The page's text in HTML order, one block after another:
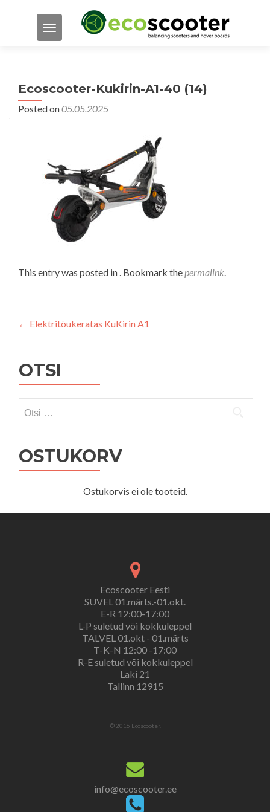
TOGGLE NAVIGATION
Ecoscooter-Kukirin-A1-40 (14)
Posted on05.05.2025
This entry was posted in . Bookmark thepermalink.
Navigeerimine
← Elektritõukeratas KuKirin A1
OTSI
OSTUKORV
Ostukorvis ei ole tooteid.
Ecoscooter Eesti
SUVEL 01.märts.-01.okt.
E-R 12:00-17:00
L-P suletud või kokkuleppel
TALVEL 01.okt - 01.märts
T-K-N 12:00 -17:00
R-E suletud või kokkuleppel
Laki 21
Tallinn 12915
© 2016 Ecoscooter.
info@ecoscooter.ee